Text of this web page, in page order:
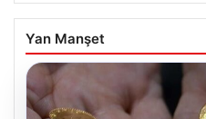
Yan Manşet